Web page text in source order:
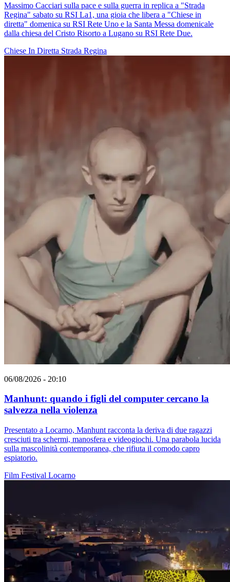
Massimo Cacciari sulla pace e sulla guerra in replica a "Strada
Regina" sabato su RSI La1, una gioia che libera a "Chiese in
diretta" domenica su RSI Rete Uno e la Santa Messa domenicale
dalla chiesa del Cristo Risorto a Lugano su RSI Rete Due.
Chiese In Diretta Strada Regina
06/08/2026 - 20:10
Manhunt: quando i figli del computer cercano la
salvezza nella violenza
Presentato a Locarno, Manhunt racconta la deriva di due ragazzi
cresciuti tra schermi, manosfera e videogiochi. Una parabola lucida
sulla mascolinità contemporanea, che rifiuta il comodo capro
espiatorio.
Film Festival Locarno